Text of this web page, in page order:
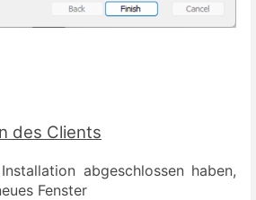
des Clients
abgeschlossen haben,
Fenster